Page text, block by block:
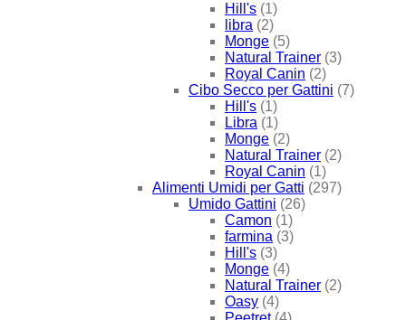
Hill's (1)
libra (2)
Monge (5)
Natural Trainer (3)
Royal Canin (2)
Cibo Secco per Gattini (7)
Hill's (1)
Libra (1)
Monge (2)
Natural Trainer (2)
Royal Canin (1)
Alimenti Umidi per Gatti (297)
Umido Gattini (26)
Camon (1)
farmina (3)
Hill's (3)
Monge (4)
Natural Trainer (2)
Oasy (4)